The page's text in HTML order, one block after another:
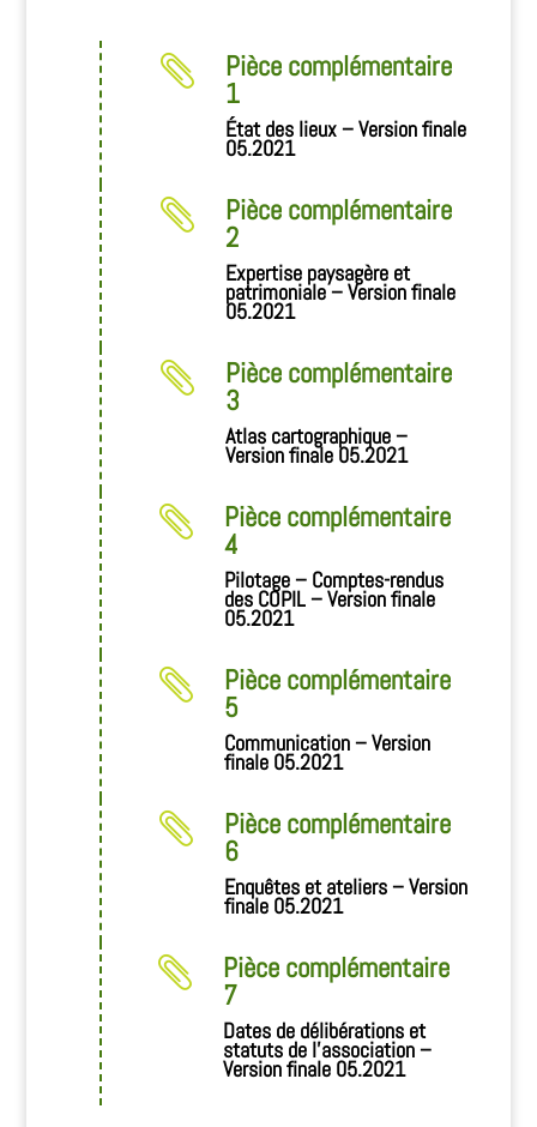
 Pièce complémentaire
1
État des lieux – Version finale
05.2021
 Pièce complémentaire
2
Expertise paysagère et
patrimoniale – Version finale
05.2021
 Pièce complémentaire
3
Atlas cartographique –
Version finale 05.2021
 Pièce complémentaire
4
Pilotage – Comptes-rendus
des COPIL – Version finale
05.2021
 Pièce complémentaire
5
Communication – Version
finale 05.2021
 Pièce complémentaire
6
Enquêtes et ateliers – Version
finale 05.2021
 Pièce complémentaire
7
Dates de délibérations et
statuts de l’association –
Version finale 05.2021